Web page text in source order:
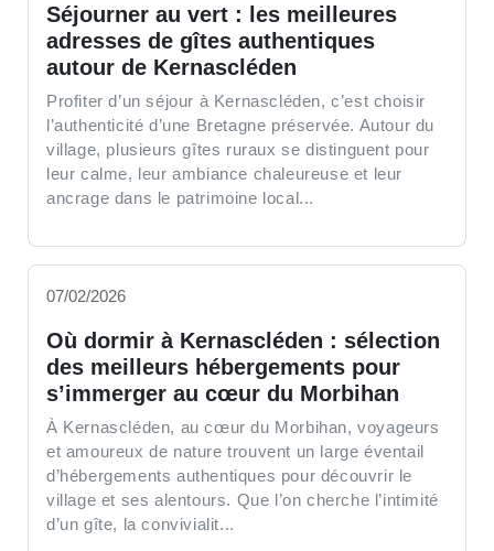
Séjourner au vert : les meilleures
adresses de gîtes authentiques
autour de Kernascléden
Profiter d’un séjour à Kernascléden, c’est choisir
l’authenticité d’une Bretagne préservée. Autour du
village, plusieurs gîtes ruraux se distinguent pour
leur calme, leur ambiance chaleureuse et leur
ancrage dans le patrimoine local...
07/02/2026
Où dormir à Kernascléden : sélection
des meilleurs hébergements pour
s’immerger au cœur du Morbihan
À Kernascléden, au cœur du Morbihan, voyageurs
et amoureux de nature trouvent un large éventail
d’hébergements authentiques pour découvrir le
village et ses alentours. Que l’on cherche l’intimité
d’un gîte, la convivialit...